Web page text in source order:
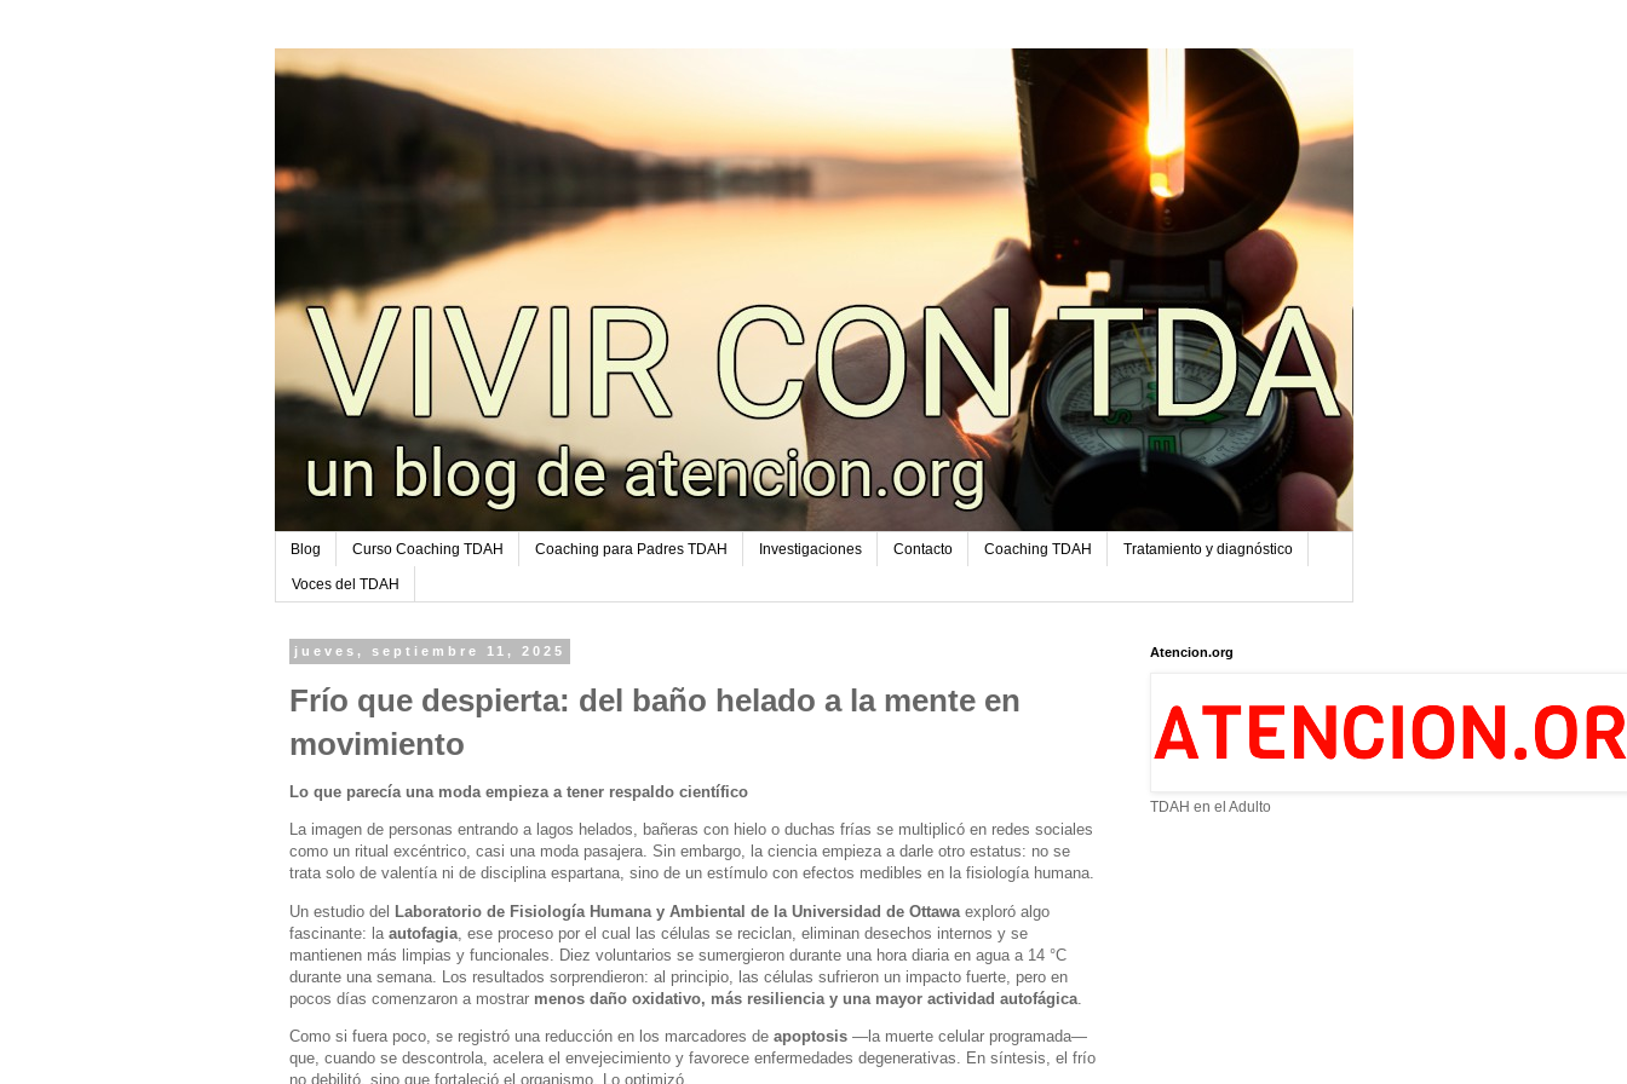
Blog Curso Coaching TDAH Coaching para Padres TDAH Investigaciones Contacto Coaching TDAH Tratamiento y diagnóstico
Voces del TDAH
jueves, septiembre 11, 2025
Frío que despierta: del baño helado a la mente en
movimiento
Lo que parecía una moda empieza a tener respaldo científico
La imagen de personas entrando a lagos helados, bañeras con hielo o duchas frías se multiplicó en redes sociales
como un ritual excéntrico, casi una moda pasajera. Sin embargo, la ciencia empieza a darle otro estatus: no se
trata solo de valentía ni de disciplina espartana, sino de un estímulo con efectos medibles en la fisiología humana.
Un estudio del Laboratorio de Fisiología Humana y Ambiental de la Universidad de Ottawaexploró algo
fascinante: la autofagia, ese proceso por el cual las células se reciclan, eliminan desechos internos y se
mantienen más limpias y funcionales. Diez voluntarios se sumergieron durante una hora diaria en agua a 14 °C
durante una semana. Los resultados sorprendieron: al principio, las células sufrieron un impacto fuerte, pero en
pocos días comenzaron a mostrar menos daño oxidativo, más resiliencia y una mayor actividad autofágica.
Como si fuera poco, se registró una reducción en los marcadores de apoptosis—la muerte celular programada—
que, cuando se descontrola, acelera el envejecimiento y favorece enfermedades degenerativas. En síntesis, el frío
no debilitó, sino que fortaleció el organismo. Lo optimizó.
Atencion.org
TDAH en el Adulto